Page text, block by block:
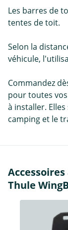
Les barres de
tentes de toit.
Selon la
véhicule,
Commandez
pour toutes
à installer.
camping et le
Thule